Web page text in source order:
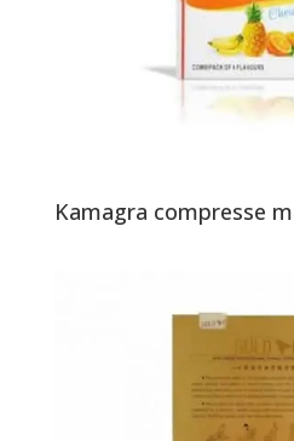
Kamagra compresse